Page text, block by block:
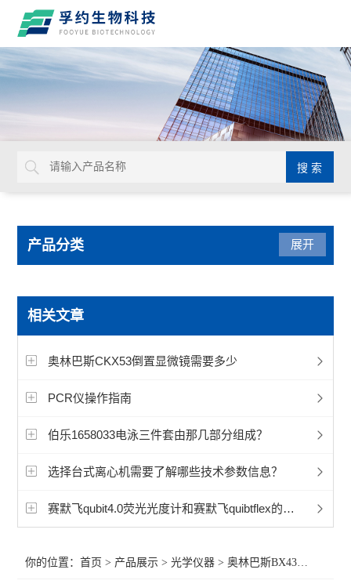
产品分类
USHIO牛尾检查光源装置检查灯
显微镜相机
徕卡Mateo TL倒置数字显微镜
孚约显微镜摄像头相机
蔡司Axioscope 7光学显微镜
相差显微镜
展开
相关文章
奥林巴斯CKX53倒置显微镜需要多少
PCR仪操作指南
伯乐1658033电泳三件套由那几部分组成？
选择台式离心机需要了解哪些技术参数信息？
赛默飞qubit4.0荧光光度计和赛默飞quibtflex的差别是什么?
你的位置：首页 > 产品展示 >光学仪器 >奥林巴斯BX43生物显微镜